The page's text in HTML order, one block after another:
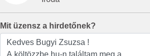
Mit üzensz a hirdetőnek?